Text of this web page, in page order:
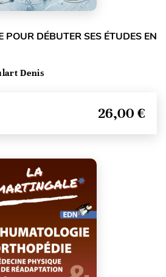
POUR DÉBUTER SES ÉTUDES EN
Denis
26,00 €